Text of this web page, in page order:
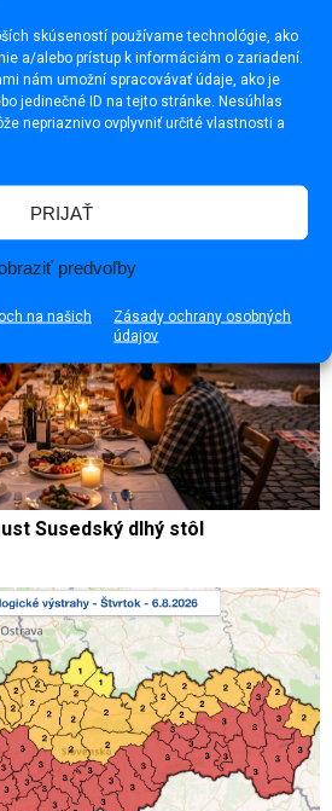
skúseností používame technológie, ako
a/alebo prístup k informáciám o zariadení.
nám umožní spracovávať údaje, ako je
jedinečné ID na tejto stránke. Nesúhlas
nepriaznivo ovplyvniť určité vlastnosti a
PRIJAŤ
predvoľby
na našich
Zásady ochrany osobných
údajov
Susedský dlhý stôl